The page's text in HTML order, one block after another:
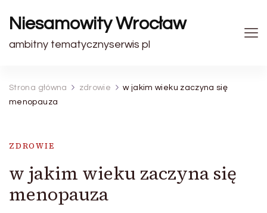
Niesamowity Wrocław
ambitny tematycznyserwis pl
Strona główna zdrowie
w jakim wieku zaczyna się
menopauza
ZDROWIE
w jakim wieku zaczyna się
menopauza